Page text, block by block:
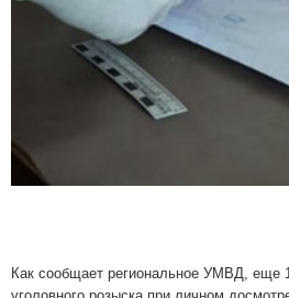
Как сообщает региональное УМВД, еще